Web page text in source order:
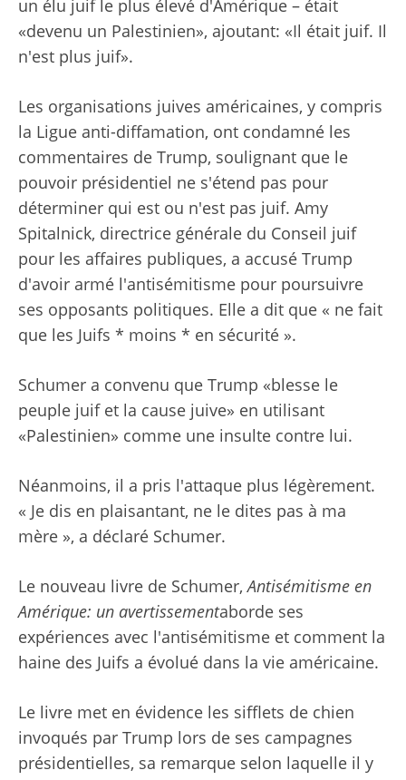
un élu juif le plus élevé d'Amérique – était
«devenu un Palestinien», ajoutant: «Il était juif. Il
n'est plus juif».
Les organisations juives américaines, y compris
la Ligue anti-diffamation, ont condamné les
commentaires de Trump, soulignant que le
pouvoir présidentiel ne s'étend pas pour
déterminer qui est ou n'est pas juif. Amy
Spitalnick, directrice générale du Conseil juif
pour les affaires publiques, a accusé Trump
d'avoir armé l'antisémitisme pour poursuivre
ses opposants politiques. Elle a dit que « ne fait
que les Juifs * moins * en sécurité ».
Schumer a convenu que Trump «blesse le
peuple juif et la cause juive» en utilisant
«Palestinien» comme une insulte contre lui.
Néanmoins, il a pris l'attaque plus légèrement.
« Je dis en plaisantant, ne le dites pas à ma
mère », a déclaré Schumer.
Le nouveau livre de Schumer,Antisémitisme en
Amérique: un avertissementaborde ses
expériences avec l'antisémitisme et comment la
haine des Juifs a évolué dans la vie américaine.
Le livre met en évidence les sifflets de chien
invoqués par Trump lors de ses campagnes
présidentielles, sa remarque selon laquelle il y